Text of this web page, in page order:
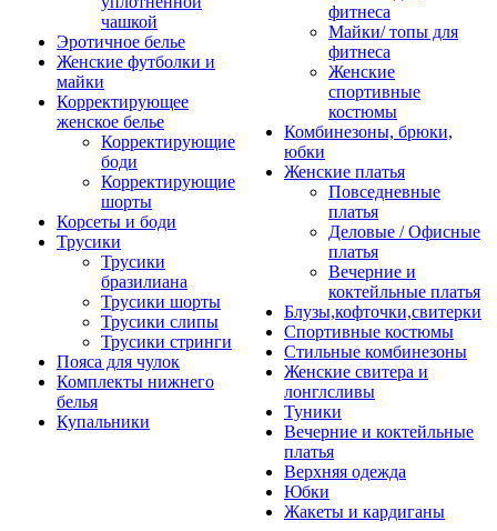
чашкой
Эротичное белье
Женские футболки и
майки
Корректирующее
женское белье
Корректирующие
боди
Корректирующие
шорты
Корсеты и боди
Трусики
Трусики
бразилиана
Трусики шорты
Трусики слипы
Трусики стринги
Пояса для чулок
Комплекты нижнего
белья
Купальники
фитнеса
Майки/ топы для
фитнеса
Женские
спортивные
костюмы
Комбинезоны, брюки,
юбки
Женские платья
Повседневные
платья
Деловые / Офисные
платья
Вечерние и
коктейльные платья
Блузы,кофточки,свитерки
Спортивные костюмы
Стильные комбинезоны
Женские свитера и
лонглсливы
Туники
Вечерние и коктейльные
платья
Верхняя одежда
Юбки
Жакеты и кардиганы